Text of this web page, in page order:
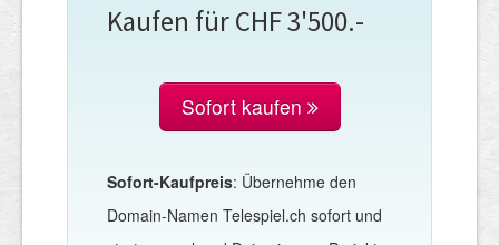
Kaufen für CHF 3'500.-
Sofort kaufen
Sofort-Kaufpreis: Übernehme den
Domain-Namen Telespiel.ch sofort und